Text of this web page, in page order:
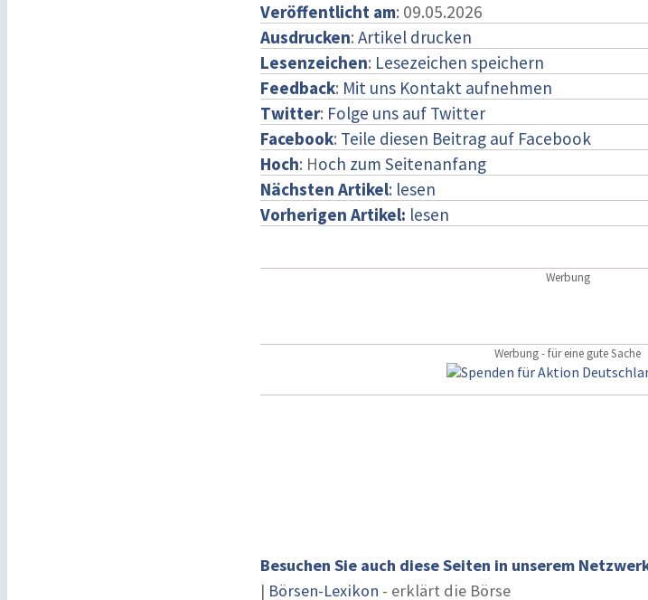
Veröffentlicht am: 09.05.2026
Ausdrucken: Artikel drucken
Lesenzeichen: Lesezeichen speichern
Feedback: Mit uns Kontakt aufnehmen
Twitter: Folge uns auf Twitter
Facebook: Teile diesen Beitrag auf Facebook
Hoch: Hoch zum Seitenanfang
Nächsten Artikel: lesen
Vorherigen Artikel: lesen
Werbung
Werbung - für eine gute Sache
Besuchen Sie auch diese Seiten in unserem
| Börsen-Lexikon - erklärt die Börse